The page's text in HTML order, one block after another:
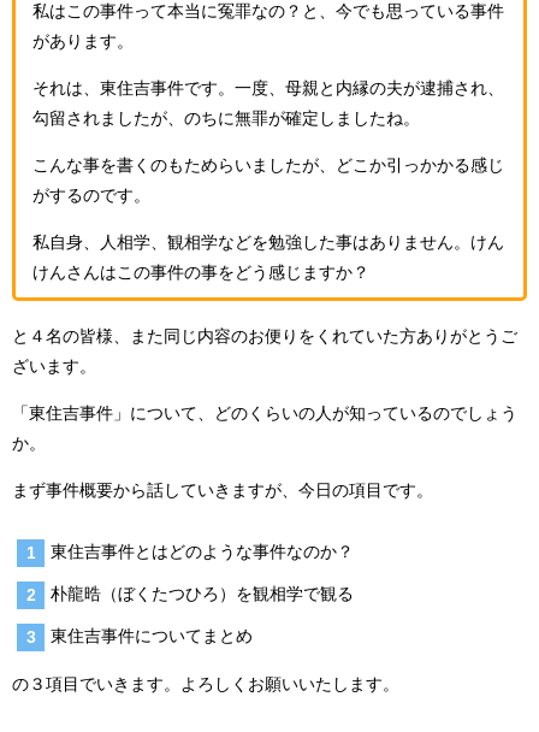
私はこの事件って本当に冤罪なの？と、今でも思っている事件
があります。
それは、東住吉事件です。一度、母親と内縁の夫が逮捕され、
勾留されましたが、のちに無罪が確定しましたね。
こんな事を書くのもためらいましたが、どこか引っかかる感じ
がするのです。
私自身、人相学、観相学などを勉強した事はありません。けん
けんさんはこの事件の事をどう感じますか？
と４名の皆様、また同じ内容のお便りをくれていた方ありがとうご
ざいます。
「東住吉事件」について、どのくらいの人が知っているのでしょう
か。
まず事件概要から話していきますが、今日の項目です。
東住吉事件とはどのような事件なのか？
朴龍晧（ぼくたつひろ）を観相学で観る
東住吉事件についてまとめ
の３項目でいきます。よろしくお願いいたします。